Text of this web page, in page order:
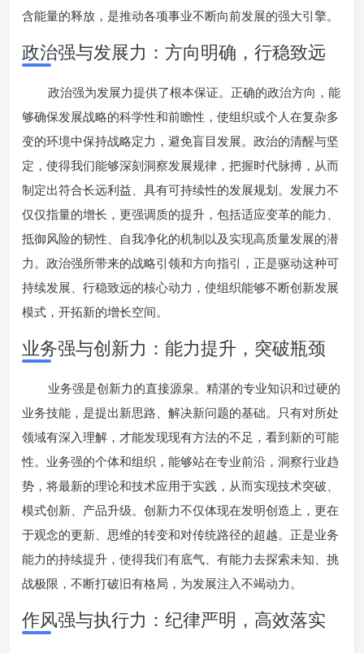
含能量的释放，是推动各项事业不断向前发展的强大引擎。
政治强与发展力：方向明确，行稳致远
政治强为发展力提供了根本保证。正确的政治方向，能
够确保发展战略的科学性和前瞻性，使组织或个人在复杂多
变的环境中保持战略定力，避免盲目发展。政治的清醒与坚
定，使得我们能够深刻洞察发展规律，把握时代脉搏，从而
制定出符合长远利益、具有可持续性的发展规划。发展力不
仅仅指量的增长，更强调质的提升，包括适应变革的能力、
抵御风险的韧性、自我净化的机制以及实现高质量发展的潜
力。政治强所带来的战略引领和方向指引，正是驱动这种可
持续发展、行稳致远的核心动力，使组织能够不断创新发展
模式，开拓新的增长空间。
业务强与创新力：能力提升，突破瓶颈
业务强是创新力的直接源泉。精湛的专业知识和过硬的
业务技能，是提出新思路、解决新问题的基础。只有对所处
领域有深入理解，才能发现现有方法的不足，看到新的可能
性。业务强的个体和组织，能够站在专业前沿，洞察行业趋
势，将最新的理论和技术应用于实践，从而实现技术突破、
模式创新、产品升级。创新力不仅体现在发明创造上，更在
于观念的更新、思维的转变和对传统路径的超越。正是业务
能力的持续提升，使得我们有底气、有能力去探索未知、挑
战极限，不断打破旧有格局，为发展注入不竭动力。
作风强与执行力：纪律严明，高效落实